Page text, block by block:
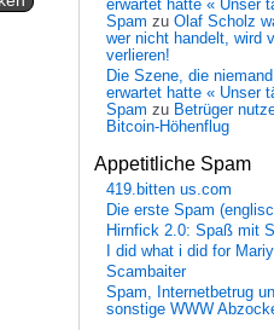
erwartet hatte « Unser
Spam zu Olaf Scholz
wer nicht handelt, wird
verlieren!
Die Szene, die niemand
erwartet hatte « Unser
Spam zu Betrüger
Bitcoin-Höhenflug
Appetitliche Spam
419.bitten us.com
Die erste Spam
Hirnfick 2.0: Spaß mit
I did what i did for
Scambaiter
Spam, Internetbetrug
sonstige WWW